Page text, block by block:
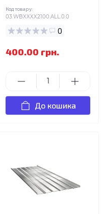
Код товару:
03.WBXXXX2100.ALL.0.0
0
400.00 грн.
До кошика